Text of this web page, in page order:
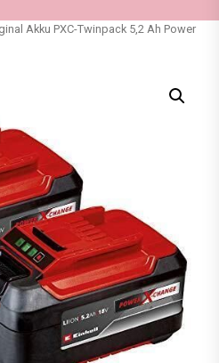
Akku PXC-Twinpack 5,2 Ah Power